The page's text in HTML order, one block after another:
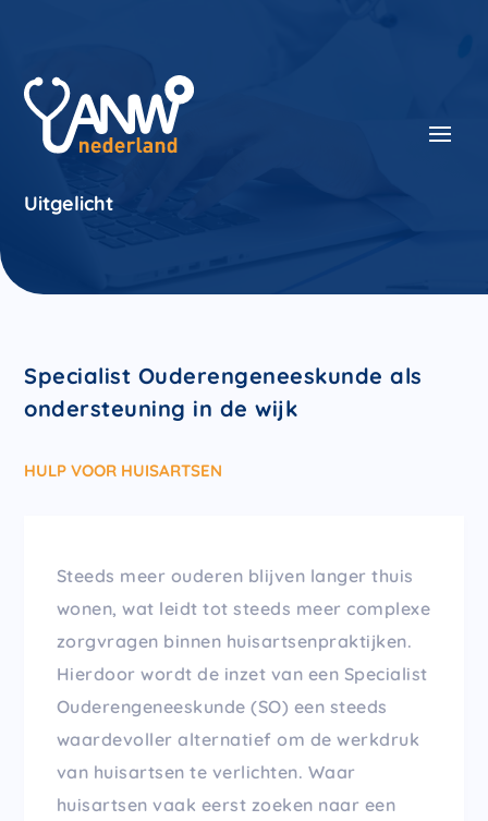
Uitgelicht
Specialist Ouderengeneeskunde als
ondersteuning in de wijk
HULP VOOR HUISARTSEN
Steeds meer ouderen blijven langer thuis
wonen, wat leidt tot steeds meer complexe
zorgvragen binnen huisartsenpraktijken.
Hierdoor wordt de inzet van een Specialist
Ouderengeneeskunde (SO) een steeds
waardevoller alternatief om de werkdruk
van huisartsen te verlichten. Waar
huisartsen vaak eerst zoeken naar een